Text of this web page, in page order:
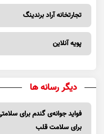
تجارتخانه آراد برندینگ
پویه آنلاین
دیگر رسانه ها
فواید جوانه‌ی گندم برای
برای سلامت قلب